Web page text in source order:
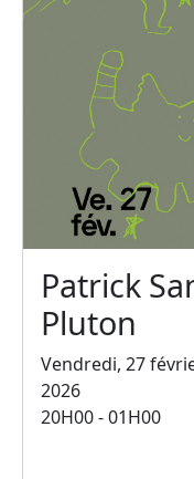
Patrick
Pluton
Vendredi, 27
2026
20H00 - 01H00